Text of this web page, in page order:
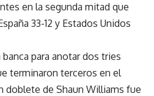
en la segunda mitad que
33-12 y Estados Unidos
para anotar dos tries
terminaron terceros en el
doblete de Shaun Williams fue